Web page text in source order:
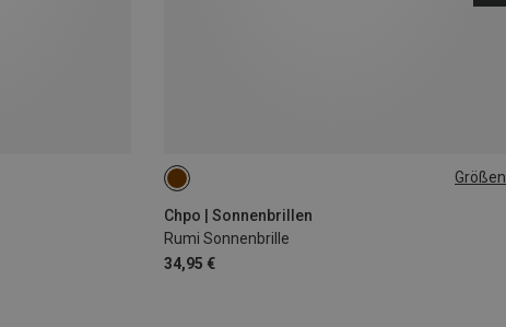
Größen
Chpo | Sonnenbrillen
Rumi Sonnenbrille
34,95 €
M-L